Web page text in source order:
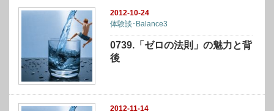
2012-10-24
体験談･Balance3
0739.「ゼロの法則」の魅力と背
後
2012-11-14